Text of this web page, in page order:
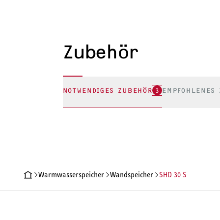
Zubehör
NOTWENDIGES ZUBEHÖR 3 EMPFOHLENES
PRODUKTDETAILSTECHNISCHE DATENDOKUMENTE
Warmwasserspeicher Wandspeicher SHD 30 S